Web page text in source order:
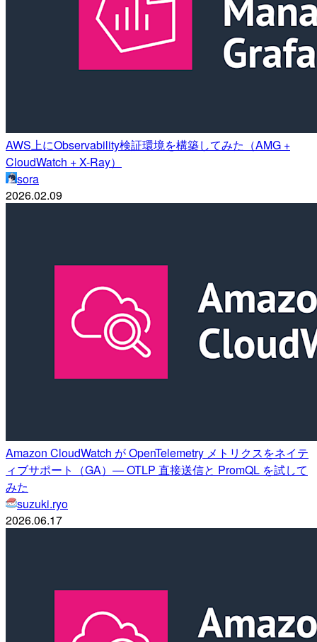
AWS上にObservability検証環境を構築してみた（AMG +
CloudWatch + X-Ray）
sora
2026.02.09
Amazon CloudWatch が OpenTelemetry メトリクスをネイテ
ィブサポート（GA）— OTLP 直接送信と PromQL を試して
みた
suzuki.ryo
2026.06.17